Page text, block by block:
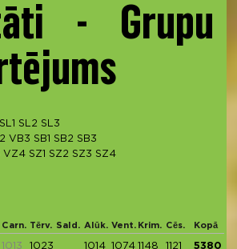
- Grupu
SL1 SL2 SL3
VB3 SB1 SB2 SB3
VZ4 SZ1 SZ2 SZ3 SZ4
Carn. Tērv. Sald. Alūk. Vent. Krim. Cēs. Kopā
1013 1023 1014 1074 1148 1121 5380